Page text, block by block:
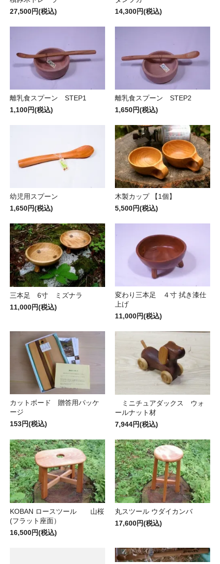
27,500円(税込)
14,300円(税込)
離乳食スプーン STEP1
1,100円(税込)
離乳食スプーン STEP2
1,650円(税込)
幼児用スプーン
1,650円(税込)
木製カップ 【1個】
5,500円(税込)
三本足 6寸 ミズナラ
11,000円(税込)
変わり三本足 ４寸 拭き漆仕
上げ
11,000円(税込)
カットボード 贈答用パッケ
ージ
153円(税込)
ミニチュアダックス ウォ
ールナット材
7,944円(税込)
KOBAN ロースツール 山桜
(フラット座面）
16,500円(税込)
丸スツール ウダイカンバ
17,600円(税込)